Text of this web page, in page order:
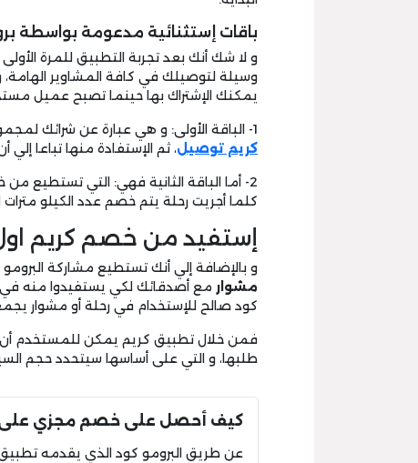
باقات إستثنائية مدعومة بواسطة
و لا شك أنك بعد تجربة التطبيق للمرة
وسيلة لتوصيلك في كافة المشاوير
يمكنك الإشتراك بها حينما تصبح عميل
1- الباقة الأولى: و هي عبارة عن شرائك لمجموعة من الرحلات دفعة واحدة بإستخدام
كريم توصيل، ثم الإستفادة منها تباعا إلي
2- أما الباقة الثانية فهي: التي تستطيع
كلما أجريت رحلة يتم خصم عدد الكيلو
إستفيد من خصم كريم
و بالإضافة إلي أنك تستطيع مشاركة
مشوار مع أصدقائك لكي يستفيدوا منه في
كود صالح للإستخدام في رحلة أو مشوار
فمن خلال تطبيق كريم يمكن للمستخدم أن
طلبها، و التي على أساسها سيتحدد حجم
كيف أحصل على خصم مجزي على
عن طريق البرومو كود الذي يقدمه